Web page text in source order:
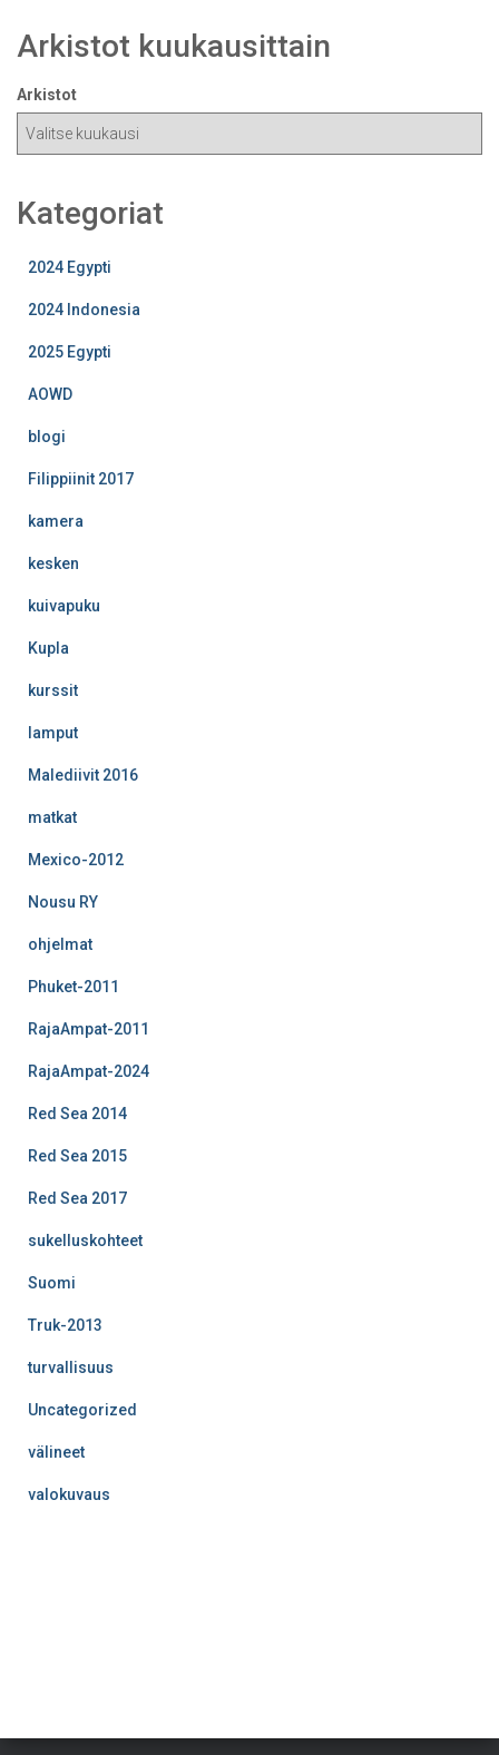
Arkistot kuukausittain
Arkistot
Kategoriat
2024 Egypti
2024 Indonesia
2025 Egypti
AOWD
blogi
Filippiinit 2017
kamera
kesken
kuivapuku
Kupla
kurssit
lamput
Malediivit 2016
matkat
Mexico-2012
Nousu RY
ohjelmat
Phuket-2011
RajaAmpat-2011
RajaAmpat-2024
Red Sea 2014
Red Sea 2015
Red Sea 2017
sukelluskohteet
Suomi
Truk-2013
turvallisuus
Uncategorized
välineet
valokuvaus